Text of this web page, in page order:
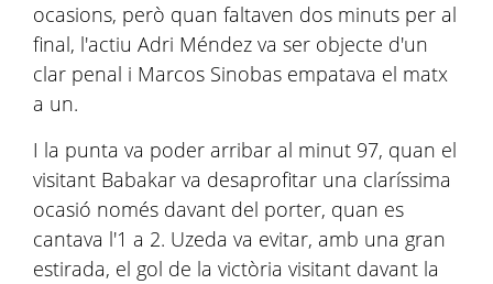
ocasions, però quan faltaven dos minuts per al
final, l'actiu Adri Méndez va ser objecte d'un
clar penal i Marcos Sinobas empatava el matx
a un.
I la punta va poder arribar al minut 97, quan el
visitant Babakar va desaprofitar una claríssima
ocasió només davant del porter, quan es
cantava l'1 a 2. Uzeda va evitar, amb una gran
estirada, el gol de la victòria visitant davant la